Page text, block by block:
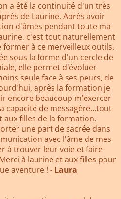
a été la continuité d'un très
de Laurine. Après avoir
d'âmes pendant toute ma
c'est tout naturellement
former à ce merveilleux outils.
sous la forme d'un cercle de
elle permet d'évoluer
seule face à ses peurs, de
après la formation je
encore beaucoup m'exercer
capacité de messagère...tout
aux filles de la formation.
une part de sacrée dans
avec l'âme de mes
à trouver leur voie et faire
à laurine et aux filles pour
aventure ! - Laura